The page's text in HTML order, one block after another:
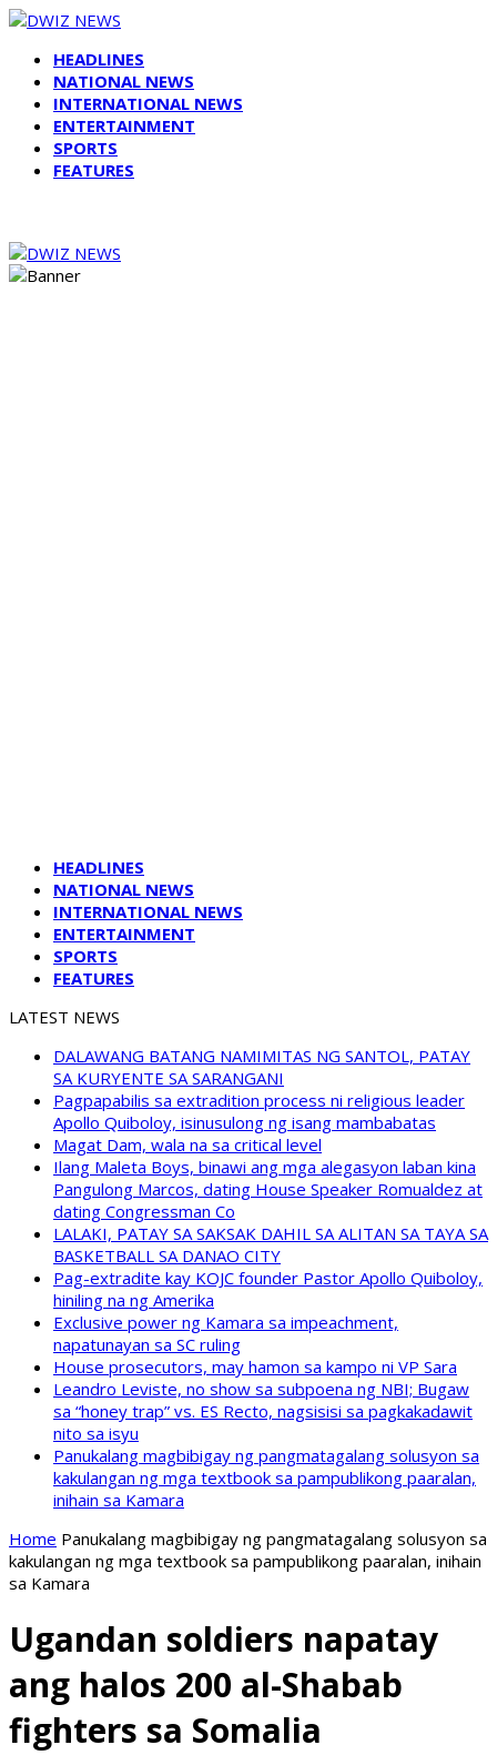
HEADLINES
NATIONAL NEWS
INTERNATIONAL NEWS
ENTERTAINMENT
SPORTS
FEATURES
HEADLINES
NATIONAL NEWS
INTERNATIONAL NEWS
ENTERTAINMENT
SPORTS
FEATURES
LATEST NEWS
DALAWANG BATANG NAMIMITAS NG SANTOL, PATAY
SA KURYENTE SA SARANGANI
Pagpapabilis sa extradition process ni religious leader
Apollo Quiboloy, isinusulong ng isang mambabatas
Magat Dam, wala na sa critical level
Ilang Maleta Boys, binawi ang mga alegasyon laban kina
Pangulong Marcos, dating House Speaker Romualdez at
dating Congressman Co
LALAKI, PATAY SA SAKSAK DAHIL SA ALITAN SA TAYA SA
BASKETBALL SA DANAO CITY
Pag-extradite kay KOJC founder Pastor Apollo Quiboloy,
hiniling na ng Amerika
Exclusive power ng Kamara sa impeachment,
napatunayan sa SC ruling
House prosecutors, may hamon sa kampo ni VP Sara
Leandro Leviste, no show sa subpoena ng NBI; Bugaw
sa “honey trap” vs. ES Recto, nagsisisi sa pagkakadawit
nito sa isyu
Panukalang magbibigay ng pangmatagalang solusyon sa
kakulangan ng mga textbook sa pampublikong paaralan,
inihain sa Kamara
Home Panukalang magbibigay ng pangmatagalang solusyon sa
kakulangan ng mga textbook sa pampublikong paaralan, inihain
sa Kamara
Ugandan soldiers napatay
ang halos 200 al-Shabab
fighters sa Somalia